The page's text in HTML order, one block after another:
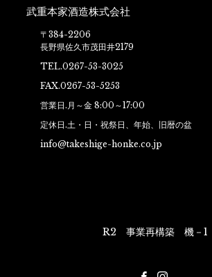
武重本家酒造株式会社
〒384-2206
長野県佐久市茂田井2179
TEL.0267-53-3025
FAX.0267-53-5253
営業日.月～金 8:00～17:00
定休日.土・日・祝祭日、年始、旧暦の盆
info@takeshige-honke.co.jp
R2 事業再構築 機－1